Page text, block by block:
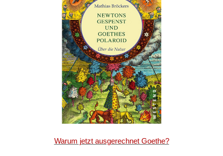
Warum jetzt ausgerechnet Goethe?